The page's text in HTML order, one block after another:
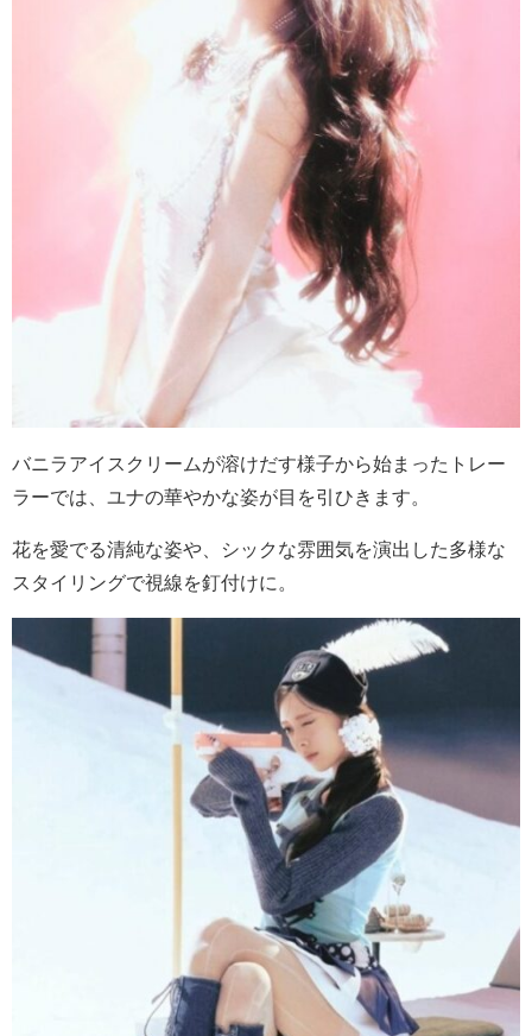
バニラアイスクリームが溶けだす様子から始まったトレー
ラーでは、ユナの華やかな姿が目を引ひきます。
花を愛でる清純な姿や、シックな雰囲気を演出した多様な
スタイリングで視線を釘付けに。